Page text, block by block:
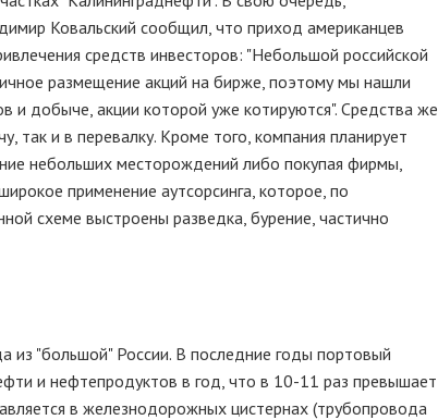
Ковальский сообщил, что приход американцев
средств инвесторов: "Небольшой российской
размещение акций на бирже, поэтому мы нашли
и добыче, акции которой уже котируются". Средства же
так и в перевалку. Кроме того, компания планирует
небольших месторождений либо покупая фирмы,
применение аутсорсинга, которое, по
схеме выстроены разведка, бурение, частично
из "большой" России. В последние годы портовый
и нефтепродуктов в год, что в 10-11 раз превышает
в железнодорожных цистернах (трубопровода